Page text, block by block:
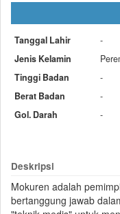
Tanggal Lahir
-
Jenis Kelamin
Tinggi Badan
-
Berat Badan
-
Gol. Darah
-
Deskripsi
Mokuren adalah
bertanggung jawab